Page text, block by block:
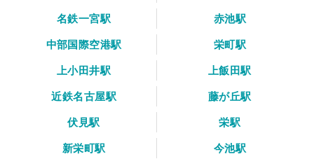
名鉄一宮駅
赤池駅
中部国際空港駅
栄町駅
上小田井駅
上飯田駅
近鉄名古屋駅
藤が丘駅
伏見駅
栄駅
新栄町駅
今池駅